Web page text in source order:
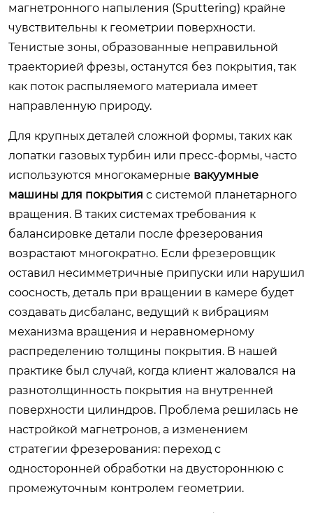
магнетронного напыления (Sputtering) крайне
чувствительны к геометрии поверхности.
Тенистые зоны, образованные неправильной
траекторией фрезы, останутся без покрытия, так
как поток распыляемого материала имеет
направленную природу.
Для крупных деталей сложной формы, таких как
лопатки газовых турбин или пресс-формы, часто
используются многокамерные вакуумные
машины для покрытия с системой планетарного
вращения. В таких системах требования к
балансировке детали после фрезерования
возрастают многократно. Если фрезеровщик
оставил несимметричные припуски или нарушил
соосность, деталь при вращении в камере будет
создавать дисбаланс, ведущий к вибрациям
механизма вращения и неравномерному
распределению толщины покрытия. В нашей
практике был случай, когда клиент жаловался на
разнотолщинность покрытия на внутренней
поверхности цилиндров. Проблема решилась не
настройкой магнетронов, а изменением
стратегии фрезерования: переход с
односторонней обработки на двустороннюю с
промежуточным контролем геометрии.